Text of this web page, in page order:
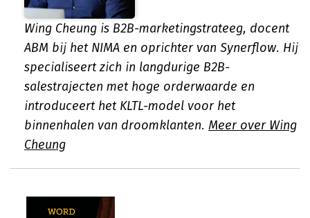
Wing Cheung is B2B-marketingstrateeg, docent
ABM bij het NIMA en oprichter van Synerflow. Hij
specialiseert zich in langdurige B2B-
salestrajecten met hoge orderwaarde en
introduceert het KLTL-model voor het
binnenhalen van droomklanten. Meer over Wing
Cheung